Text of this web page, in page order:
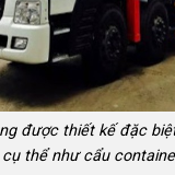
được thiết kế đặc
cụ thể như cẩu